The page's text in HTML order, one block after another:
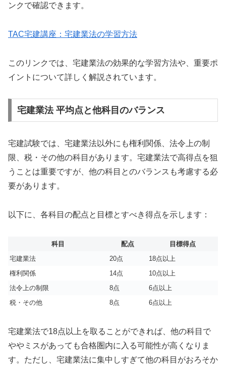
ンクで確認できます。
TAC宅建講座：宅建業法の学習方法
このリンクでは、宅建業法の効果的な学習方法や、重要ポ
イントについて詳しく解説されています。
宅建業法 平均点と他科目のバランス
宅建試験では、宅建業法以外にも権利関係、法令上の制
限、税・その他の科目があります。宅建業法で高得点を狙
うことは重要ですが、他の科目とのバランスも考慮する必
要があります。
以下に、各科目の配点と目標とすべき得点を示します：
科目 配点
目標得点
宅建業法
20点
18点以上
権利関係
14点
10点以上
法令上の制限
8点
6点以上
税・その他
8点 6点以上
宅建業法で18点以上を取ることができれば、他の科目で
ややミスがあっても合格圏内に入る可能性が高くなりま
す。ただし、宅建業法に集中しすぎて他の科目がおろそか